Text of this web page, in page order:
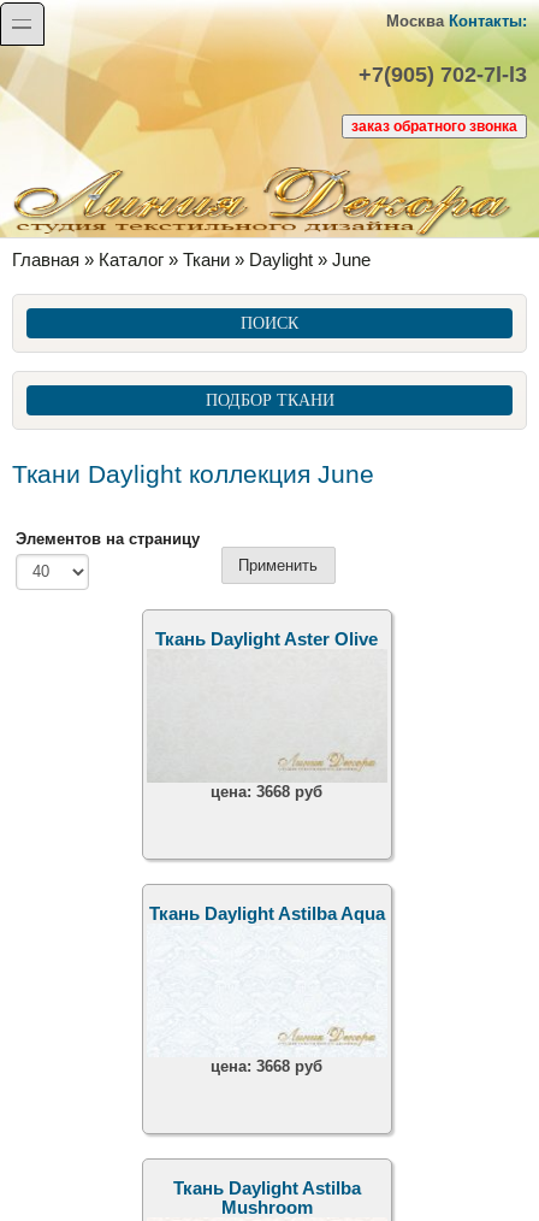
Перейти к основному содержанию
Skip to search
МоскваКонтакты:
+7(905) 702-7l-l3
toggle
Вы здесь
Главная » Каталог » Ткани » Daylight » June
ПОИСК
ПОДБОР ТКАНИ
Ткани Daylight коллекция June
Элементов на страницу
Ткань Daylight Aster Olive
цена:3668 руб
Ткань Daylight Astilba Aqua
цена:3668 руб
Ткань Daylight Astilba
Mushroom